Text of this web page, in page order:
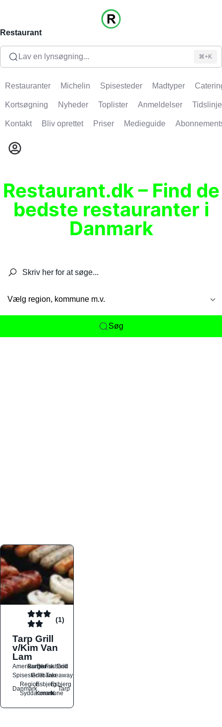
Restaurant
Lav en lynsøgning... ⌘+K
Restauranter Michelin Spisesteder Madtyper
Kortsøgning Nyheder Toplister Anmeldelser Tidslinje
Kontakt Bliv oprettet Priser Medieguide
Restaurant.dk – Find de
bedste restauranter i
Danmark
Vælg region, kommune m.v.
Søg
(1)
Tarp Grill
v/Kim Van
Lam
Amerikansk
BurgerDanskFastfood
Grill
SpisestederGrillbarerTakeaway
Danmark
Region
Syddanmark
Esbjerg
Kommune
Esbjerg
N
Tarp